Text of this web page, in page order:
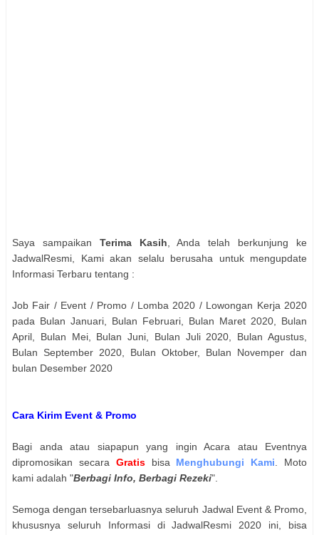
Saya sampaikan Terima Kasih , Anda telah berkunjung ke
JadwalResmi, Kami akan selalu berusaha untuk mengupdate
Informasi Terbaru tentang :
Job Fair / Event / Promo / Lomba 2020 / Lowongan Kerja 2020
pada Bulan Januari, Bulan Februari, Bulan Maret 2020, Bulan
April, Bulan Mei, Bulan Juni, Bulan Juli 2020, Bulan Agustus,
Bulan September 2020, Bulan Oktober, Bulan Novemper dan
bulan Desember 2020
Cara Kirim Event & Promo
Bagi anda atau siapapun yang ingin Acara atau Eventnya
dipromosikan secara Gratisbisa Menghubungi Kami . Moto
kami adalah "Berbagi Info, Berbagi Rezeki".
Semoga dengan tersebarluasnya seluruh Jadwal Event & Promo,
khususnya seluruh Informasi di JadwalResmi 2020 ini, bisa